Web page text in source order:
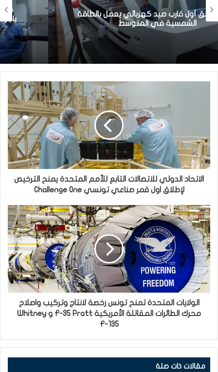
مصحة معهد البصر والشبكية بالبحيرة 1 تقوم
باجراء اكثر من 50 عملية جراحية لازالة الماء الابيض
مجانا لفائدة عدد من اهالي قفصة
الاتحاد الدولي للاتصالات التابع للأمم المتحدة يمنح الترخيص
لإطلاق اول قمر صناعي تونسي Challenge One
الولايات المتحدة تمنح تونس رخصة لانتاج وتركيب واصلاح
محرك الطائرات المقاتلة الأمريكية F-35 Pratt و Whitney
F-135
مقالات ذات صلة